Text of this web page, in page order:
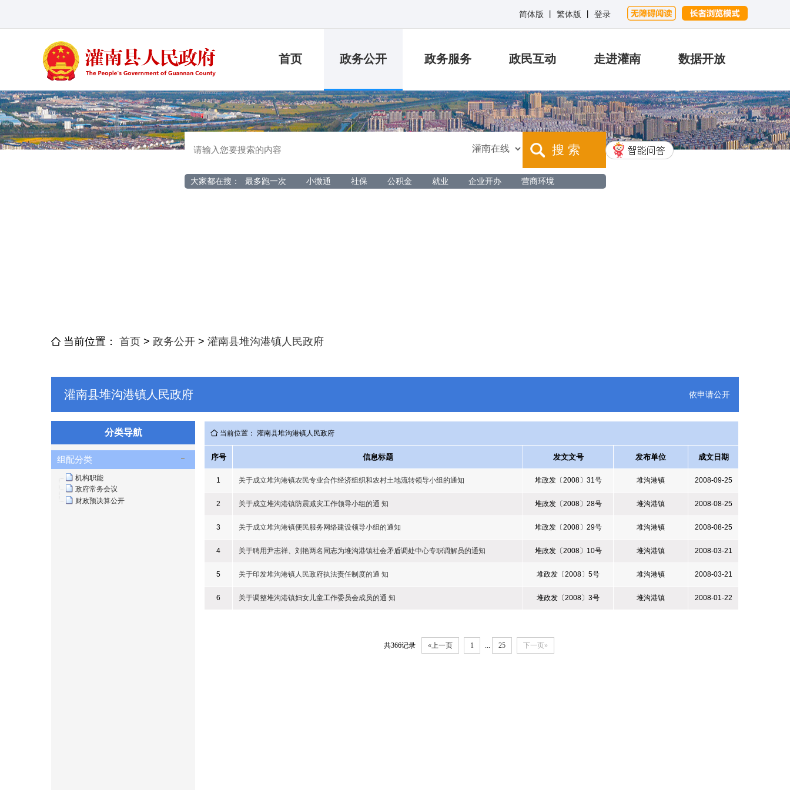
简体版 繁体版 登录
首页 政务公开 政务服务 政民互动 走进灌南 数据开放
搜 索
大家都在搜： 最多跑一次 小微通 社保 公积金 就业 企业开办 营商环境
当前位置： 首页 > 政务公开 > 灌南县堆沟港镇人民政府
灌南县堆沟港镇人民政府 依申请公开
分类导航
组配分类
机构职能
政府常务会议
财政预决算公开
当前位置： 灌南县堆沟港镇人民政府
序号 信息标题 发文文号 发布单位 成文日期
1 关于成立堆沟港镇农民专业合作经济组织和农村土地流转领导小组的通知 堆政发〔2008〕31号 堆沟港镇 2008-09-25
2 关于成立堆沟港镇防震减灾工作领导小组的通 知 堆政发〔2008〕28号 堆沟港镇 2008-08-25
3 关于成立堆沟港镇便民服务网络建设领导小组的通知 堆政发〔2008〕29号 堆沟港镇 2008-08-25
4 关于聘用尹志祥、刘艳两名同志为堆沟港镇社会矛盾调处中心专职调解员的通知 堆政发〔2008〕10号 堆沟港镇 2008-03-21
5 关于印发堆沟港镇人民政府执法责任制度的通 知 堆政发〔2008〕5号 堆沟港镇 2008-03-21
6 关于调整堆沟港镇妇女儿童工作委员会成员的通 知 堆政发〔2008〕3号 堆沟港镇 2008-01-22
共366记录 «上一页 1 ... 25 下一页»